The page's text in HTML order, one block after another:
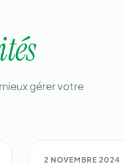
gérer votre
📋 RÉGLEMENTATION
2 NOVEMBRE 2024